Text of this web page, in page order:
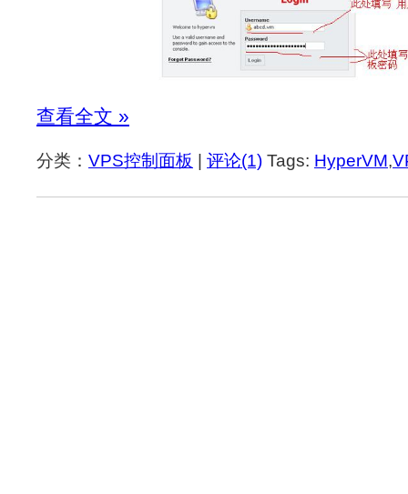
查看全文 »
分类： VPS控制面板 评论(1) Tags: HyperVM,